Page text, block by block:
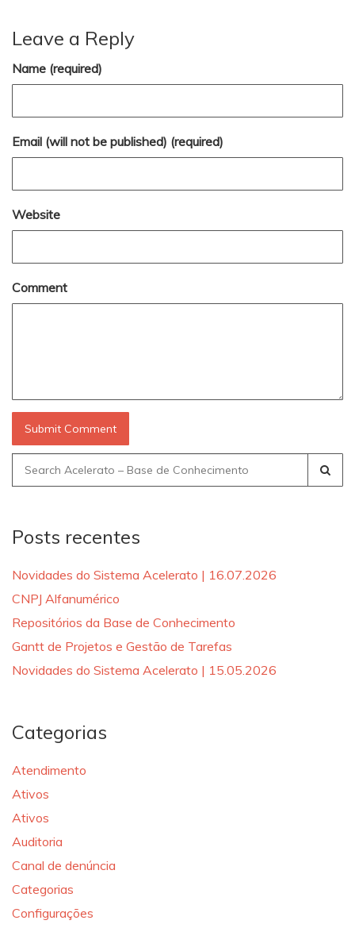
Leave a Reply
Name (required)
Email (will not be published) (required)
Website
Comment
Search
for:
Posts recentes
Novidades do Sistema Acelerato | 16.07.2026
CNPJ Alfanumérico
Repositórios da Base de Conhecimento
Gantt de Projetos e Gestão de Tarefas
Novidades do Sistema Acelerato | 15.05.2026
Categorias
Atendimento
Ativos
Ativos
Auditoria
Canal de denúncia
Categorias
Configurações